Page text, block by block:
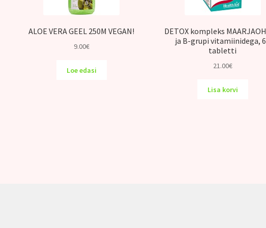
ALOE VERA GEEL 250M VEGAN!
9.00€
Loe edasi
DETOX kompleks
ja B-grupi vitamiinidega,
tabletti
21.00€
Lisa korvi